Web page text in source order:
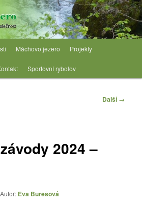
jezero
Máchovo jezero Projekty
Sportovní rybolov
Další→
2024 –
Eva Burešová